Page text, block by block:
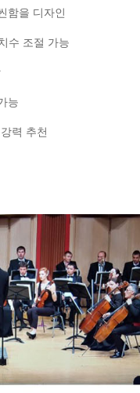
함을 디자인
수 조절 가능
능
력 추천